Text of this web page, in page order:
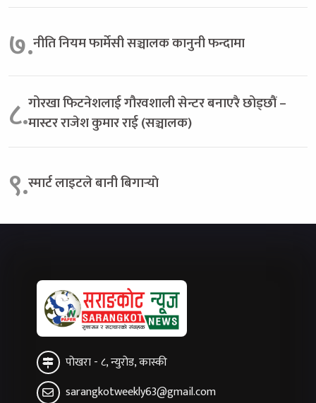
७.नीति नियम फार्मेसी सञ्चालक कानुनी फन्दामा
८.गोरखा फिटनेशलाई गौरवशाली सेन्टर बनाएरै छोड्छौं –
मास्टर राजेश कुमार राई (सञ्चालक)
९.स्मार्ट लाइटले बानी बिगार्‍याे
पोखरा - ८, न्युरोड, कास्की
sarangkotweekly63@gmail.com